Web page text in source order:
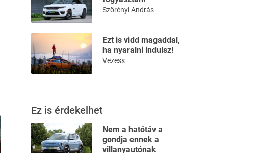
Szörényi András
Ezt is vidd magaddal,
ha nyaralni indulsz!
Vezess
Ez is érdekelhet
Nem a hatótáv a
gondja ennek a
villanyautónak